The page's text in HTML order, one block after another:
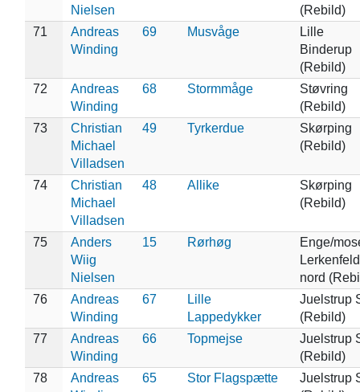
Nielsen
(Rebild)
71
Andreas
Winding
69 Musvåge
Lille
Binderup
(Rebild)
72
Andreas
Winding
68 Stormmåge
Støvring
(Rebild)
73
Christian
Michael
Villadsen
49 Tyrkerdue
Skørping
(Rebild)
74
Christian
Michael
Villadsen
48 Allike
Skørping
(Rebild)
75
Anders
Wiig
Nielsen
15 Rørhøg
Enge/
nord
76
Andreas
Winding
67
Lille
Lappedykker
Juelstrup
(Rebild)
77
Andreas
Winding
66 Topmejse
Juelstrup
(Rebild)
78
Andreas
65 Stor Flagspætte
Juelstrup